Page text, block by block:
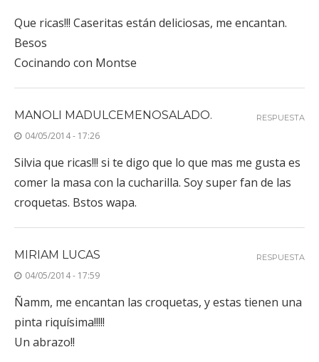
Que ricas!!! Caseritas están deliciosas, me encantan.
Besos
Cocinando con Montse
MANOLI MADULCEMENOSALADO.
04/05/2014 - 17:26
Silvia que ricas!!! si te digo que lo que mas me gusta es
comer la masa con la cucharilla. Soy super fan de las
croquetas. Bstos wapa.
RESPUESTA
MIRIAM LUCAS
04/05/2014 - 17:59
Ñamm, me encantan las croquetas, y estas tienen una
pinta riquísima!!!!!
Un abrazo!!
RESPUESTA